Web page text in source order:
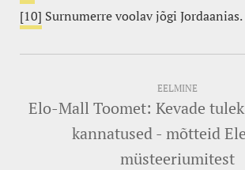
[10] Surnumerre voolav jõgi Jordaanias.
EELMINE
Elo-Mall Toomet: Kevade
kannatused - mõtteid
müsteeriumitest